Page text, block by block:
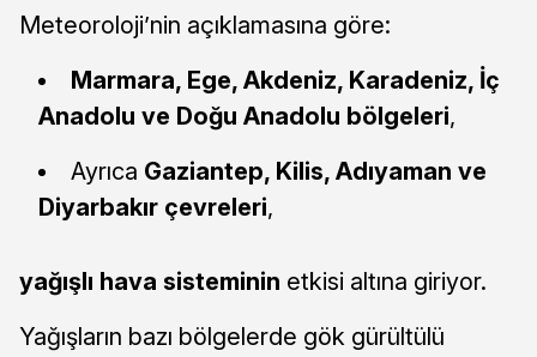
Meteoroloji’nin açıklamasına göre:
Marmara, Ege, Akdeniz, Karadeniz, İç
Anadolu ve Doğu Anadolu bölgeleri,
Ayrıca Gaziantep, Kilis, Adıyaman ve
Diyarbakır çevreleri,
yağışlı hava sisteminin etkisi altına giriyor.
Yağışların bazı bölgelerde gök gürültülü